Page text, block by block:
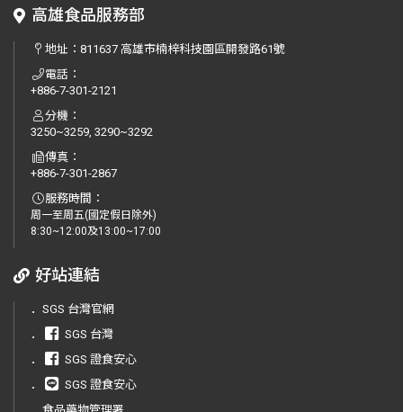
高雄食品服務部
地址：811637 高雄市楠梓科技園區開發路61號
電話：
+886-7-301-2121
分機：
3250~3259, 3290~3292
傳真：
+886-7-301-2867
服務時間：
周一至周五(國定假日除外)
8:30~12:00及13:00~17:00
好站連結
． SGS 台灣官網
．
SGS 台灣
．
SGS 證食安心
．
SGS 證食安心